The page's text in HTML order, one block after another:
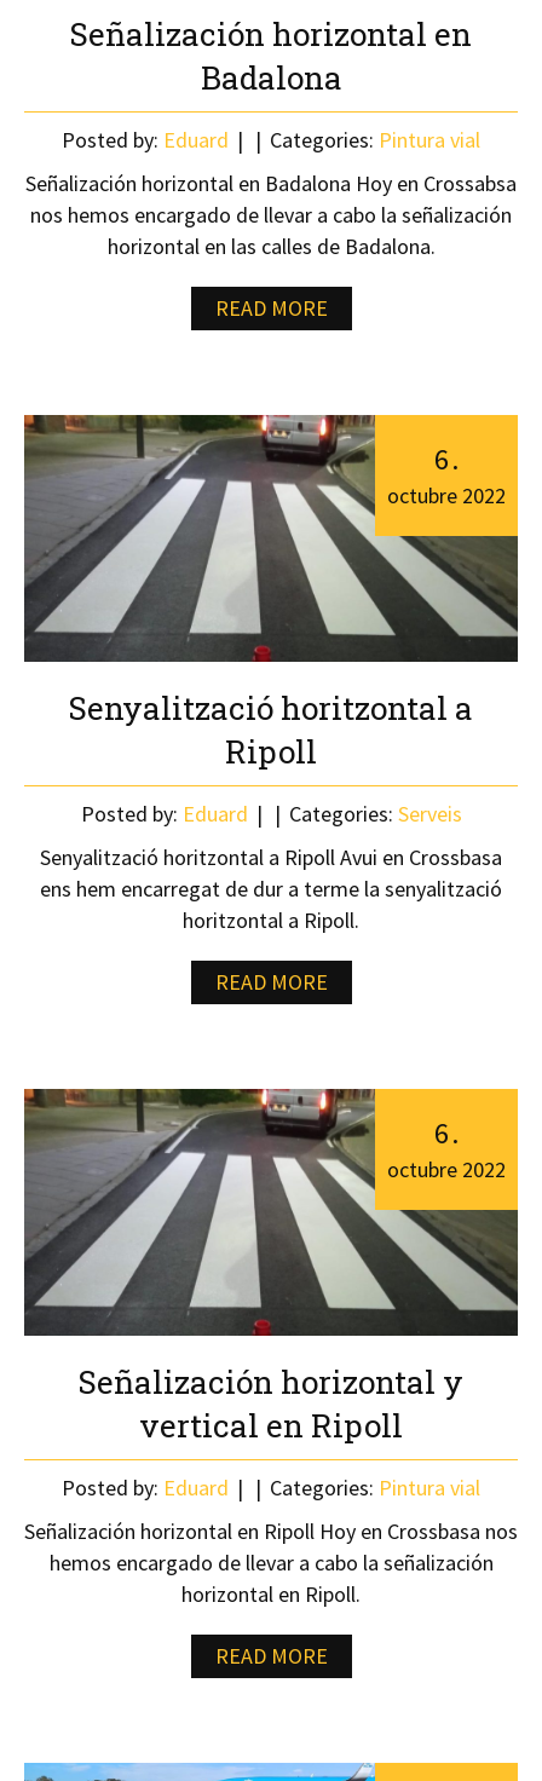
Señalización horizontal en
Badalona
Posted by: Eduard Categories: Pintura vial
Señalización horizontal en Badalona Hoy en Crossabsa
nos hemos encargado de llevar a cabo la señalización
horizontal en las calles de Badalona.
READ MORE
Senyalització horitzontal a
Ripoll
6.
octubre 2022
Posted by: Eduard Categories: Serveis
Senyalització horitzontal a Ripoll Avui en Crossbasa
ens hem encarregat de dur a terme la senyalització
horitzontal a Ripoll.
READ MORE
Señalización horizontal y
vertical en Ripoll
6.
octubre 2022
Posted by: Eduard Categories: Pintura vial
Señalización horizontal en Ripoll Hoy en Crossbasa nos
hemos encargado de llevar a cabo la señalización
horizontal en Ripoll.
READ MORE